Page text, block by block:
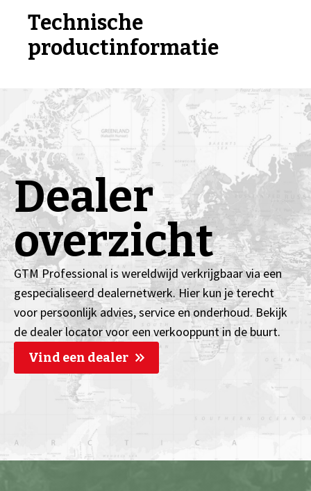
Technische
productinformatie
Dealer
overzicht
GTM Professional is wereldwijd verkrijgbaar via een
gespecialiseerd dealernetwerk. Hier kun je terecht
voor persoonlijk advies, service en onderhoud. Bekijk
de dealer locator voor een verkooppunt in de buurt.
Vind een dealer